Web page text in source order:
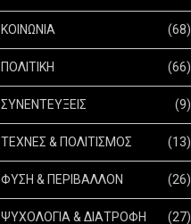
ΚΟΙΝΩΝΙΑ (68)
ΠΟΛΙΤΙΚΗ (66)
ΣΥΝΕΝΤΕΥΞΕΙΣ (9)
ΤΕΧΝΕΣ & ΠΟΛΙΤΙΣΜΟΣ (13)
ΦΥΣΗ & ΠΕΡΙΒΑΛΛΟΝ (26)
ΨΥΧΟΛΟΓΙΑ & ΔΙΑΤΡΟΦΗ (27)